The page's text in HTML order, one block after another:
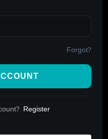
Forgot?
Register